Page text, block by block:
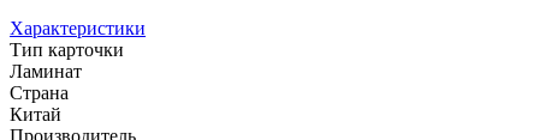
Характеристики
Тип карточки
Ламинат
Страна
Китай